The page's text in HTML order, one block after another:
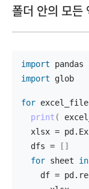
폴더 안의 모든
import pandas
import glob
for excel_file
print(
  xlsx = pd.
  dfs =
[]
for sheet in
    df = pd.